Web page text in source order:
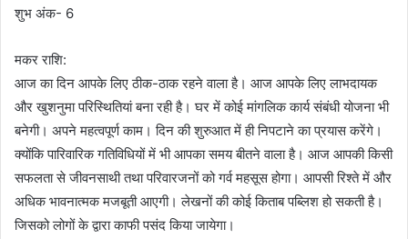
शुभ अंक- 6
मकर राशि:
आज का दिन आपके लिए ठीक-ठाक रहने वाला है। आज आपके लिए लाभदायक
और खुशनुमा परिस्थितियां बना रही है। घर में कोई मांगलिक कार्य संबंधी योजना भी
बनेगी। अपने महत्वपूर्ण काम। दिन की शुरुआत में ही निपटाने का प्रयास करेंगे।
क्योंकि पारिवारिक गतिविधियों में भी आपका समय बीतने वाला है। आज आपकी किसी
सफलता से जीवनसाथी तथा परिवारजनों को गर्व महसूस होगा। आपसी रिश्ते में और
अधिक भावनात्मक मजबूती आएगी। लेखनों की कोई किताब पब्लिश हो सकती है।
जिसको लोगों के द्वारा काफी पसंद किया जायेगा।